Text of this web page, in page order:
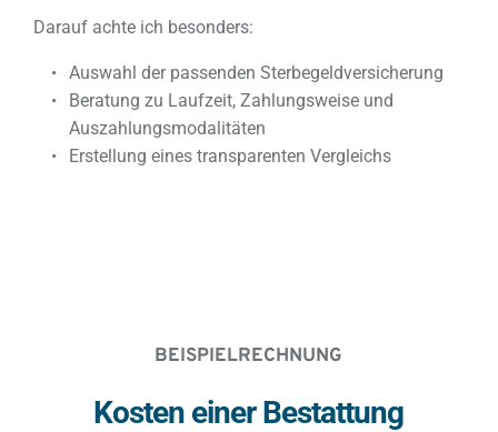
Darauf achte ich besonders:
Auswahl der passenden Sterbegeldversicherung
Beratung zu Laufzeit, Zahlungsweise und
Auszahlungsmodalitäten
Erstellung eines transparenten Vergleichs
BEISPIELRECHNUNG
Kosten einer Bestattung